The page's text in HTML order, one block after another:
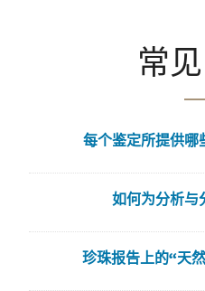
常
每个鉴定所提供哪
如何为分析与
珍珠报告上的“天